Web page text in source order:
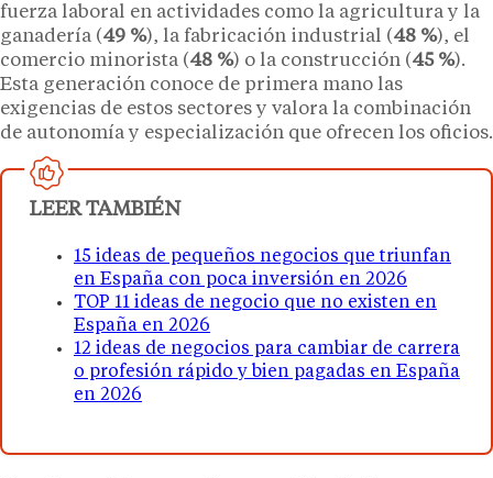
fuerza laboral en actividades como la agricultura y la
ganadería (49 %), la fabricación industrial (48 %), el
comercio minorista (48 %) o la construcción (45 %).
Esta generación conoce de primera mano las
exigencias de estos sectores y valora la combinación
de autonomía y especialización que ofrecen los oficios.
LEER TAMBIÉN
15 ideas de pequeños negocios que triunfan
en España con poca inversión en 2026
TOP 11 ideas de negocio que no existen en
España en 2026
12 ideas de negocios para cambiar de carrera
o profesión rápido y bien pagadas en España
en 2026